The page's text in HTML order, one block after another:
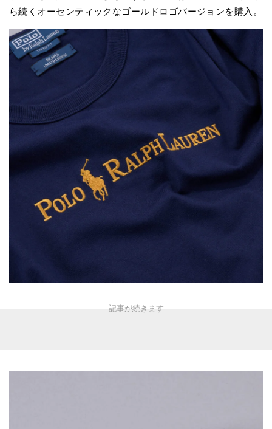
ら続くオーセンティックなゴールドロゴバージョンを購入。